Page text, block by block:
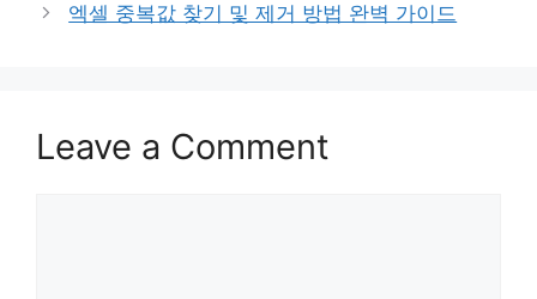
엑셀 중복값 찾기 및 제거 방법 완벽 가이드
Leave a Comment